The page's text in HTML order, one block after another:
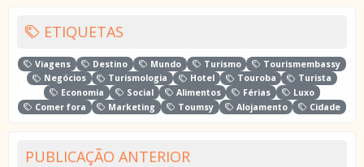
ETIQUETAS
Viagens Destino Mundo Turismo
Tourismembassy
Negócios
Turismologia Hotel Touroba
Turista
Economia
Social Alimentos Férias
Luxo
Comer fora
Marketing Toumsy Alojamento Cidade
PUBLICAÇÃO ANTERIOR